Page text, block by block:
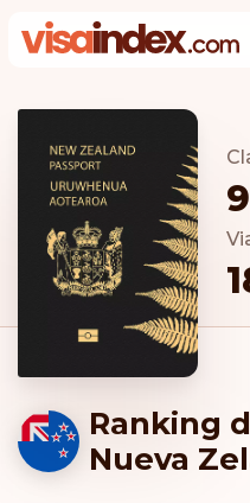
9
Ranking
Nueva